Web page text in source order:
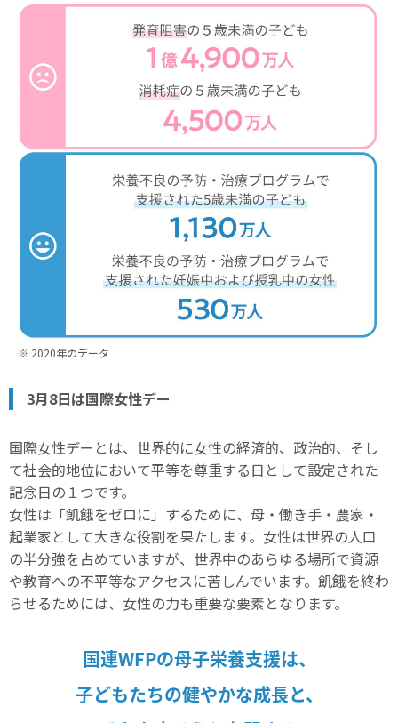
※ 2020年のデータ
3月8日は国際女性デー
国際女性デーとは、世界的に女性の経済的、政治的、そし
て社会的地位において平等を尊重する日として設定された
記念日の１つです。
女性は「飢餓をゼロに」するために、母・働き手・農家・
起業家として大きな役割を果たします。女性は世界の人口
の半分強を占めていますが、世界中のあらゆる場所で資源
や教育への不平等なアクセスに苦しんでいます。飢餓を終わ
らせるためには、女性の力も重要な要素となります。
国連WFPの母子栄養支援は、
子どもたちの健やかな成長と、